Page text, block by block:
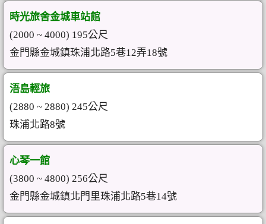
時光旅舍金城車站館
(2000 ~ 4000) 195公尺
金門縣金城鎮珠浦北路5巷12弄18號
浯島輕旅
(2880 ~ 2880) 245公尺
珠浦北路8號
心琴一館
(3800 ~ 4800) 256公尺
金門縣金城鎮北門里珠浦北路5巷14號